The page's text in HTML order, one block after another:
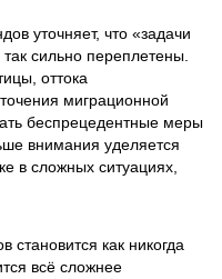
уточняет, что «задачи
сильно переплетены.
оттока
миграционной
беспрецедентные меры
внимания уделяется
в сложных ситуациях,
как никогда
всё сложнее